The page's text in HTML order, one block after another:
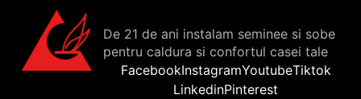
De 21 de ani instalam seminee si sobe
pentru caldura si confortul casei tale
FacebookInstagramYoutubeTiktok
LinkedinPinterest